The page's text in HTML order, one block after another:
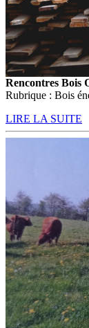
Rencontres Bois
Rubrique : Bois
LIRE LA SUITE